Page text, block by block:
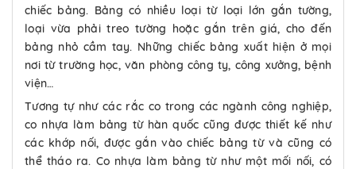
chiếc bảng. Bảng có nhiều loại từ loại lớn gắn tường,
loại vừa phải treo tường hoặc gắn trên giá, cho đến
bảng nhỏ cầm tay. Những chiếc bảng xuất hiện ở mọi
nơi từ trường học, văn phòng công ty, công xưởng, bệnh
viện…
Tương tự như các rắc co trong các ngành công nghiệp,
co nhựa làm bảng từ hàn quốc cũng được thiết kế như
các khớp nối, được gắn vào chiếc bảng từ và cũng có
thể tháo ra. Co nhựa làm bảng từ như một mối nối, có